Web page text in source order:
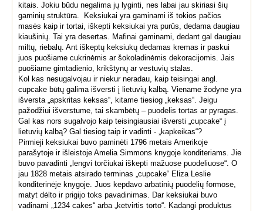
kitais. Jokiu būdu negalima jų lyginti, nes labai jau skiriasi šių
gaminių struktūra. Keksiukai yra gaminami iš tokios pačios
masės kaip ir tortai, iškepti keksiukai yra purūs, dedama daugiau
kiaušinių. Tai yra desertas. Mafinai gaminami, dedant gal daugiau
miltų, riebalų. Ant iškeptų keksiukų dedamas kremas ir paskui
juos puošiame cukrinėmis ar šokoladinėmis dekoracijomis. Jais
puošiame gimtadienio, krikštynų ar vestuvių stalas.
Kol kas nesugalvojau ir niekur neradau, kaip teisingai angl.
cupcake būtų galima išversti į lietuvių kalbą. Viename žodyne yra
išversta „apskritas keksas“, kitame tiesiog „keksas“. Jeigu
pažodžiui išverstume, tai skambėtų – puodelis tortas ar pyragas.
Gal kas nors sugalvojo kaip teisingiausiai išversti „cupcake“ į
lietuvių kalbą? Gal tiesiog taip ir vadinti - „kapkeikas“?
Pirmieji keksiukai buvo paminėti 1796 metais Amerikoje
parašytoje ir išleistoje Amelia Simmons knygoje konditeriams. Jie
buvo pavadinti „lengvi torčiukai iškepti mažuose puodeliuose“. O
jau 1828 metais atsirado terminas „cupcake“ Eliza Leslie
konditerinėje knygoje. Juos kepdavo arbatinių puodelių formose,
matyt dėlto ir prigijo toks pavadinimas. Dar keksiukai buvo
vadinami „1234 cakes“ arba „ketvirtis torto“. Kadangi produktus